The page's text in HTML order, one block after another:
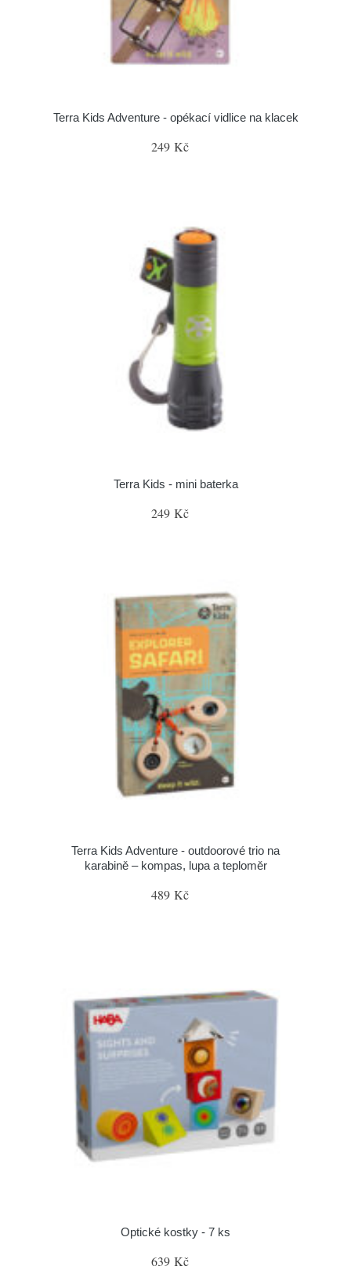
Terra Kids Adventure - opékací vidlice na klacek
249 Kč
Terra Kids - mini baterka
249 Kč
Terra Kids Adventure - outdoorové trio na
karabině – kompas, lupa a teploměr
489 Kč
Optické kostky - 7 ks
639 Kč